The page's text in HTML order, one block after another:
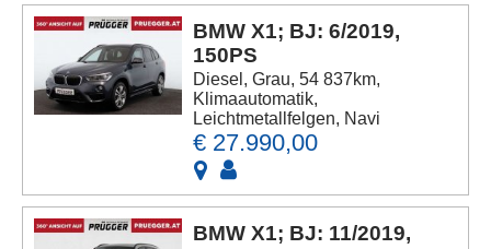
BMW X1; BJ: 6/2019,
150PS
Diesel, Grau, 54 837km,
Klimaautomatik,
Leichtmetallfelgen, Navi
€ 27.990,00
BMW X1; BJ: 11/2019,